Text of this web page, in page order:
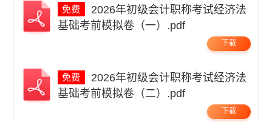
基础考前模拟卷（一）.pdf
下载
基础考前模拟卷（二）.pdf
下载